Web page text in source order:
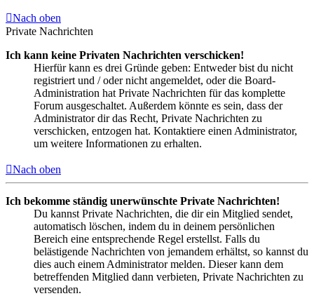
Nach oben
Private Nachrichten
Ich kann keine Privaten Nachrichten verschicken!
Hierfür kann es drei Gründe geben: Entweder bist du nicht
registriert und / oder nicht angemeldet, oder die Board-
Administration hat Private Nachrichten für das komplette
Forum ausgeschaltet. Außerdem könnte es sein, dass der
Administrator dir das Recht, Private Nachrichten zu
verschicken, entzogen hat. Kontaktiere einen Administrator,
um weitere Informationen zu erhalten.
Nach oben
Ich bekomme ständig unerwünschte Private Nachrichten!
Du kannst Private Nachrichten, die dir ein Mitglied sendet,
automatisch löschen, indem du in deinem persönlichen
Bereich eine entsprechende Regel erstellst. Falls du
belästigende Nachrichten von jemandem erhältst, so kannst du
dies auch einem Administrator melden. Dieser kann dem
betreffenden Mitglied dann verbieten, Private Nachrichten zu
versenden.